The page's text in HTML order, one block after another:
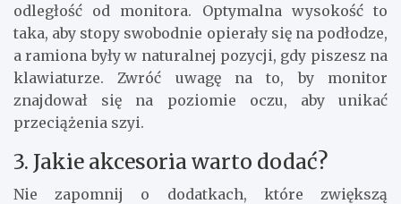
odległość od monitora. Optymalna wysokość to
taka, aby stopy swobodnie opierały się na podłodze,
a ramiona były w naturalnej pozycji, gdy piszesz na
klawiaturze. Zwróć uwagę na to, by monitor
znajdował się na poziomie oczu, aby unikać
przeciążenia szyi.
3. Jakie akcesoria warto dodać?
Nie zapomnij o dodatkach, które zwiększą